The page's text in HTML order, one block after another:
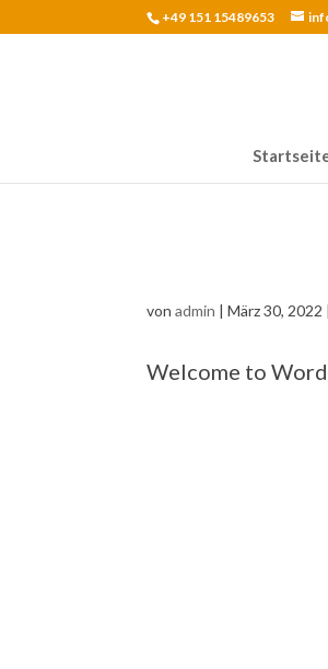
+49 151 15489653
vonadmin |März 30, 2022
Welcome to